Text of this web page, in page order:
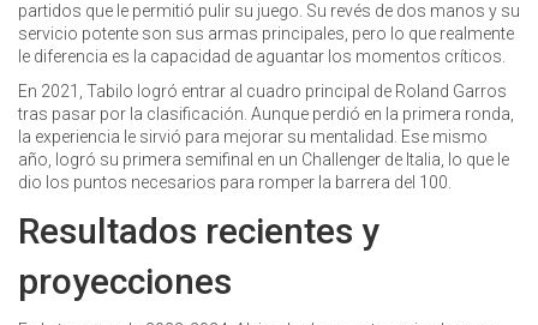
partidos que le permitió pulir su juego. Su revés de dos manos y su
servicio potente son sus armas principales, pero lo que realmente
le diferencia es la capacidad de aguantar los momentos críticos.
En 2021, Tabilo logró entrar al cuadro principal de Roland Garros
tras pasar por la clasificación. Aunque perdió en la primera ronda,
la experiencia le sirvió para mejorar su mentalidad. Ese mismo
año, logró su primera semifinal en un Challenger de Italia, lo que le
dio los puntos necesarios para romper la barrera del 100.
Resultados recientes y
proyecciones